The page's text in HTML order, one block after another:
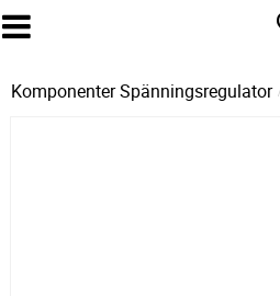
KomponenterSpänningsregulator